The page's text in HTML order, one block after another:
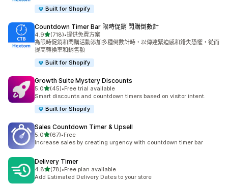
Built for Shopify
Countdown Timer Bar 限時促銷 閃購倒數計
4.9滿分 5 顆星
(718)
共有 718 則評價
•提供免費方案
為限時促銷和閃購活動添加多種倒數計時，以傳達緊迫感和錯失恐懼，從而
提高轉換率和銷售額
Built for Shopify
Growth Suite Mystery Discounts
5.0滿分 5 顆星
(45)
共有 45 則評價
•Free trial available
Smart discounts and countdown timers based on visitor intent.
Built for Shopify
Sales Countdown Timer & Upsell
5.0滿分 5 顆星
(67)
共有 67 則評價
•Free
Increase sales by creating urgency with countdown timer bar
Delivery Timer
4.8滿分 5 顆星
(78)
共有 78 則評價
•Free plan available
Add Estimated Delivery Dates to your store